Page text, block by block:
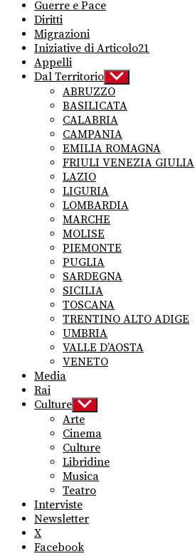
Guerre e Pace
Diritti
Migrazioni
Iniziative di Articolo21
Appelli
Dal Territorio Show
sub
menu
ABRUZZO
BASILICATA
CALABRIA
CAMPANIA
EMILIA ROMAGNA
FRIULI VENEZIA GIULIA
LAZIO
LIGURIA
LOMBARDIA
MARCHE
MOLISE
PIEMONTE
PUGLIA
SARDEGNA
SICILIA
TOSCANA
TRENTINO ALTO ADIGE
UMBRIA
VALLE D’AOSTA
VENETO
Media
Rai
Culture Show
sub
menu
Arte
Cinema
Culture
Libridine
Musica
Teatro
Interviste
Newsletter
X
Facebook